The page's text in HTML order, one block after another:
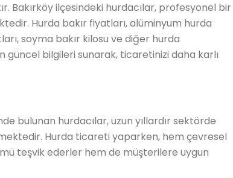
Bakırköy ilçesindeki hurdacılar, profesyonel bir
Hurda bakır fiyatları, alüminyum hurda
soyma bakır kilosu ve diğer hurda
güncel bilgileri sunarak, ticaretinizi daha karlı
bulunan hurdacılar, uzun yıllardır sektörde
Hurda ticareti yaparken, hem çevresel
teşvik ederler hem de müşterilere uygun